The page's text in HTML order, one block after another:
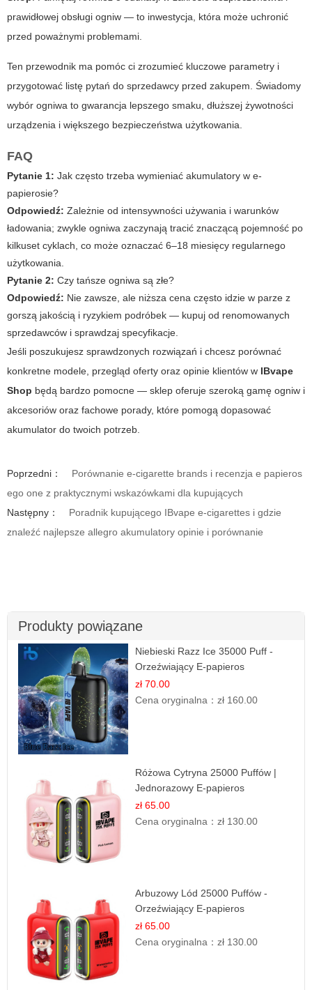
prawidłowej obsługi ogniw — to inwestycja, która może uchronić
przed poważnymi problemami.
Ten przewodnik ma pomóc ci zrozumieć kluczowe parametry i
przygotować listę pytań do sprzedawcy przed zakupem. Świadomy
wybór ogniwa to gwarancja lepszego smaku, dłuższej żywotności
urządzenia i większego bezpieczeństwa użytkowania.
FAQ
Pytanie 1: Jak często trzeba wymieniać akumulatory w e-
papierosie?
Odpowiedź: Zależnie od intensywności używania i warunków
ładowania; zwykle ogniwa zaczynają tracić znaczącą pojemność po
kilkuset cyklach, co może oznaczać 6–18 miesięcy regularnego
użytkowania.
Pytanie 2: Czy tańsze ogniwa są złe?
Odpowiedź: Nie zawsze, ale niższa cena często idzie w parze z
gorszą jakością i ryzykiem podróbek — kupuj od renomowanych
sprzedawców i sprawdzaj specyfikacje.
Jeśli poszukujesz sprawdzonych rozwiązań i chcesz porównać
konkretne modele, przegląd oferty oraz opinie klientów w IBvape
Shop będą bardzo pomocne — sklep oferuje szeroką gamę ogniw i
akcesoriów oraz fachowe porady, które pomogą dopasować
akumulator do twoich potrzeb.
Poprzedni：
Porównanie e-cigarette brands i recenzja e papieros
ego one z praktycznymi wskazówkami dla kupujących
Następny：
Poradnik kupującego IBvape e-cigarettes i gdzie
znaleźć najlepsze allegro akumulatory opinie i porównanie
Produkty powiązane
Niebieski Razz Ice 35000 Puff -
Orzeźwiający E-papieros
Jednorazowy | IBVAPE
zł 70.00
Cena oryginalna：zł 160.00
Różowa Cytryna 25000 Puffów |
Jednorazowy E-papieros
zł 65.00
Cena oryginalna：zł 130.00
Arbuzowy Lód 25000 Puffów -
Orzeźwiający E-papieros
Jednorazowy
zł 65.00
Cena oryginalna：zł 130.00